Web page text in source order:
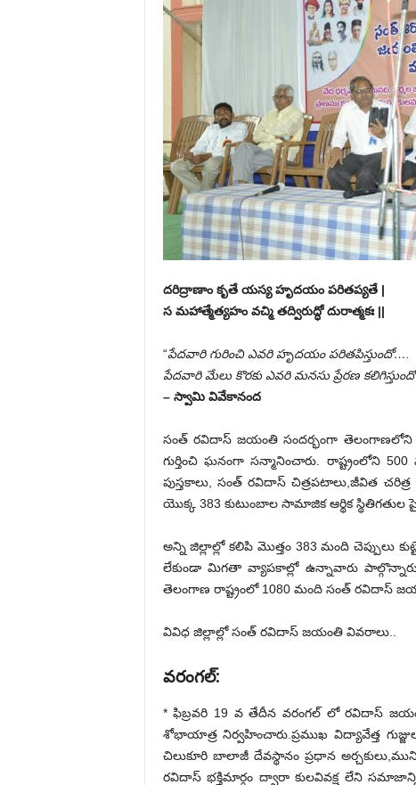
దరిద్రాణాం కృతే యస్య హృదయం పరితప్యతే |
స మహాత్మేత్యహం వచ్మి తద్విరుద్ధో దురాత్మకః ||
“పేదవారి గురించి ఎవరి హృదయం పరితపిస్తుందో….
పేదవారి మేలు కొరకు ఎవరి మనసు ప్రేరణ
– స్వామి వివేకానంద
సంత్ రవిదాస్ జయంతి సందర్భంగా తెలంగాణలోని
గుర్తించి ఘనంగా సన్మానించారు. రాష్ట్రంలోని 500
పుస్తకాలు, సంత్ రవిదాస్ చిత్రపటాలు,జీవిత చరిత్ర
యొక్క 383 కుటుంబాల సామాజిక ఆర్థిక స్థితిగతుల
అన్ని జిల్లాల్లో కలిపి మొత్తం 383 మంది చెప్పులు
లేకుండా మిగతా వ్యాపకాల్లో ఉన్నావారు
తెలంగాణ రాష్ట్రంలో 1080 మంది సంత్ రవిదాస్
వివిధ జిల్లాల్లో సంత్ రవిదాస్ జయంతి వివరాలు..
వరంగల్:
* ఫిబ్రవరి 19 వ తేదీన వరంగల్ లో రవిదాస్
శోభాయాత్ర నిర్వహించారు.ప్రముఖ విద్యావేత్త
చిలుకూరి బాలాజీ దేవస్థానం ప్రధాన
రవిదాస్ భక్తిమార్గం ద్వారా కులవివక్ష లేని